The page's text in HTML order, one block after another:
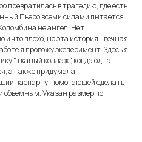
превратилась в трагедию, где есть
Пьеро всеми силами пытается
не ангел. Нет
и что плохо, но эта история - вечная.
я провожу эксперимент. Здесь я
"тканый коллаж", когда одна
а также придумала
паспарту, помогающей сделать
объемным. Указан размер по